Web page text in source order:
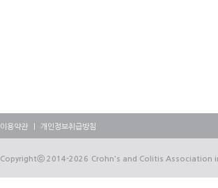
이용약관 개인정보취급방침
Copyrightⓒ 2014-2026 Crohn's and Colitis Association